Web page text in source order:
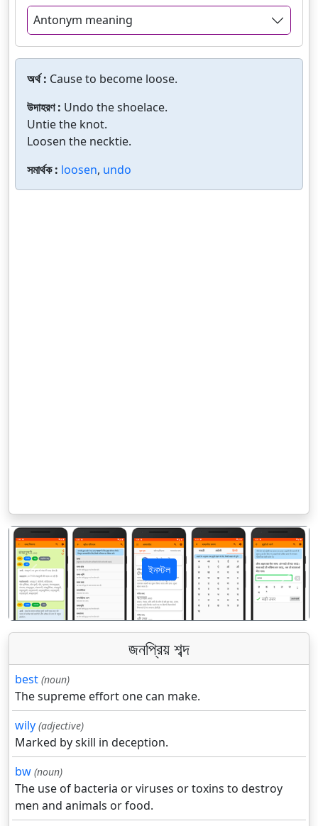
Antonym meaning
অর্থ : Cause to become loose.
উদাহরণ : Undo the shoelace.
Untie the knot.
Loosen the necktie.
সমার্থক : loosen, undo
ইনস্টল
पिछला अगला
জনপ্রিয় শব্দ
best (noun)
The supreme effort one can make.
wily (adjective)
Marked by skill in deception.
bw (noun)
The use of bacteria or viruses or toxins to destroy
men and animals or food.